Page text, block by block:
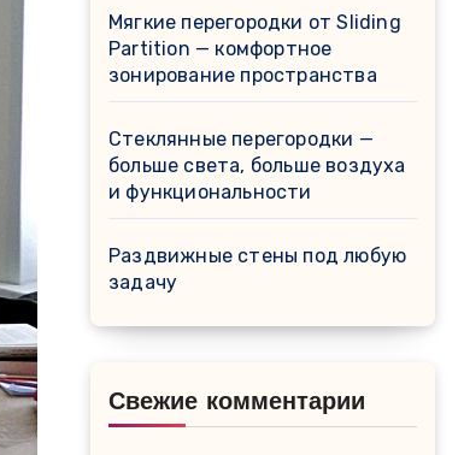
Мягкие перегородки от Sliding
Partition — комфортное
зонирование пространства
Стеклянные перегородки —
больше света, больше воздуха
и функциональности
Раздвижные стены под любую
задачу
Свежие комментарии